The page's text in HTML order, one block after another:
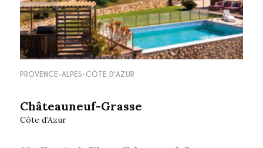
PROVENCE-ALPES-CÔTE D'AZUR
Châteauneuf-Grasse
Côte d’Azur